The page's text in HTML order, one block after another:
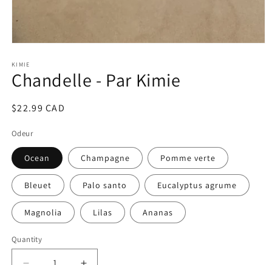
1
in
modal
KIMIE
Chandelle - Par Kimie
Regular
$22.99 CAD
Odeur
Ocean Champagne Pomme verte
Bleuet Palo santo Eucalyptus agrume
Magnolia Lilas Ananas
Quantity